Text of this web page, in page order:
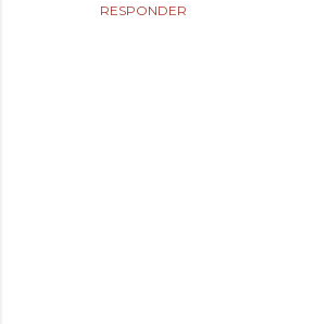
RESPONDER